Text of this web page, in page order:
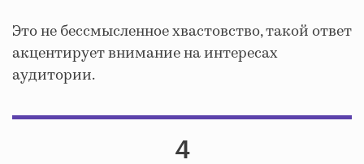
Это не бессмысленное хвастовство, такой ответ
акцентирует внимание на интересах
аудитории.
4